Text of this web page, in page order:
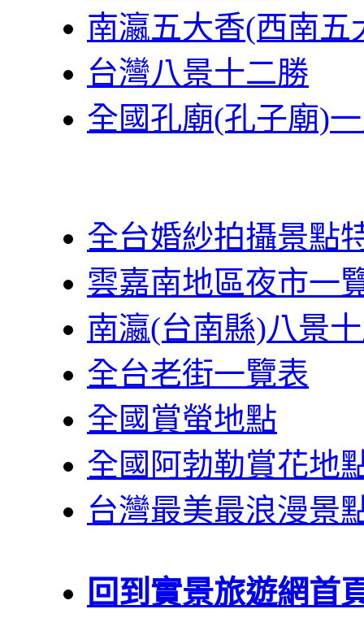
南瀛五大香(西南五
台灣八景十二勝
全國孔廟(孔子廟)
全台婚紗拍攝景點
雲嘉南地區夜市一
南瀛(台南縣)八景
全台老街一覽表
全國賞螢地點
全國阿勃勒賞花地
台灣最美最浪漫景
回到實景旅遊網首